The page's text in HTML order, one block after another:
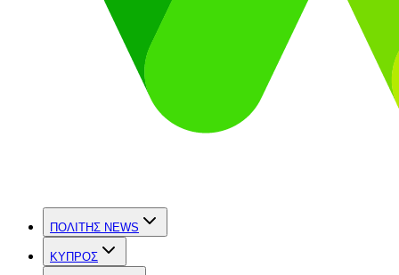
ΠΟΛΙΤΗΣ NEWS
ΚΥΠΡΟΣ